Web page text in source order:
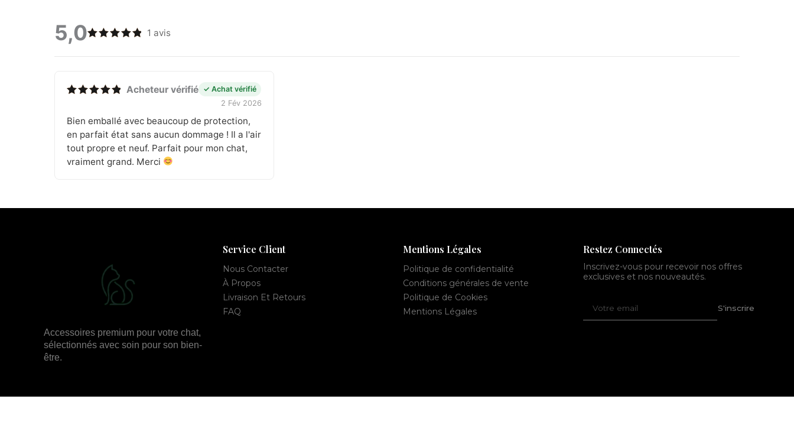
5,0
sur 5
1 avis
Acheteur vérifié ✓ Achat vérifié
2 Fév 2026
Bien emballé avec beaucoup de protection,
en parfait état sans aucun dommage ! Il a l'air
tout propre et neuf. Parfait pour mon chat,
vraiment grand. Merci
Accessoires premium pour votre chat,
sélectionnés avec soin pour son bien-
être.
Service Client
Nous Contacter
À Propos
Livraison Et Retours
FAQ
Mentions Légales
Politique de confidentialité
Conditions générales de vente
Politique de Cookies
Mentions Légales
Restez Connectés
Inscrivez-vous pour recevoir nos offres
exclusives et nos nouveautés.
email
S'inscrire